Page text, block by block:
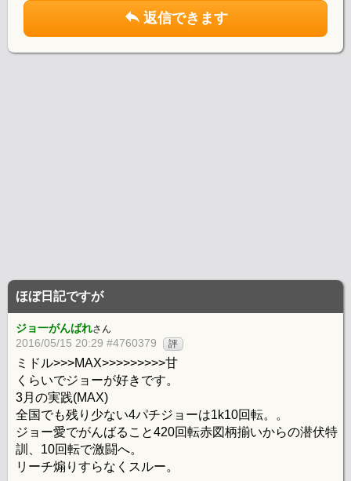
返信できます
ほぼ日記ですが
ジョ一がんばれさん
2016/05/15 20:29 #4760379 評
ミドル>>>MAX>>>>>>>>>甘
くらいでジョーが好きです。
3月の実践(MAX)
全国でも残り少ない4パチジョーは1k10回転。。
ジョー愛でがんばること420回転赤図柄揃いからの潜伏特
訓、10回転で激闘へ。
リーチ煽りすらなくスルー。